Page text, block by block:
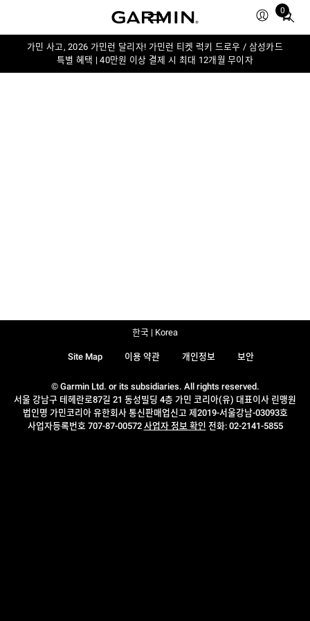
0
Total
in
가민 사고, 2026 가민런 달리자! 가민런 티켓 럭키 드로우 / 삼성카드
특별 혜택 | 40만원 이상 결제 시 최대 12개월 무이자
© Garmin Ltd. or its subsidiaries. All rights reserved.
서울 강남구 테헤란로87길 21 동성빌딩 4층 가민 코리아(유) 대표이사 린맹원
법인명 가민코리아 유한회사 통신판매업신고 제2019-서울강남-03093호
사업자등록번호 707-87-00572 사업자 정보 확인 전화: 02-2141-5855
Site Map 이용 약관 개인정보 보안
한국 | Korea